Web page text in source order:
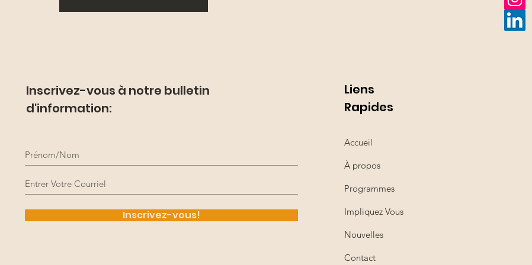
Inscrivez-vous à notre bulletin
d'information:
Inscrivez-vous!
Liens
Rapides
Accueil
À propos
Programmes
Impliquez Vous
Nouvelles
Contact